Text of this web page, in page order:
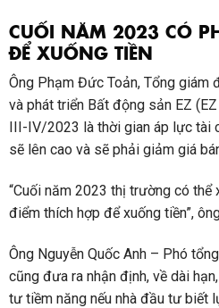
CUỐI NĂM 2023 CÓ
ĐỂ XUỐNG TIỀN
Ông Phạm Đức Toản, Tổng giám
và phát triển Bất động sản EZ
III-IV/2023 là thời gian áp lực tài
sẽ lên cao và sẽ phải giảm giá
“Cuối năm 2023 thị trường có
điểm thích hợp để xuống tiền”,
Ông Nguyễn Quốc Anh – Phó
cũng đưa ra nhận định, về dài
tư tiềm năng nếu nhà đầu tư biết